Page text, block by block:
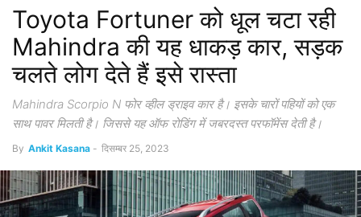
Toyota Fortuner को धूल चटा रही
Mahindra की यह धाकड़ कार, सड़क
चलते लोग देते हैं इसे रास्ता
Mahindra Scorpio N फोर व्हील ड्राइव कार है। इसके चारों पहियों को एक
साथ पावर मिलती है। जिससे यह ऑफ रोडिंग में जबरदस्त परफॉमेंस देती है।
By Ankit Kasana - दिसम्बर 25, 2023